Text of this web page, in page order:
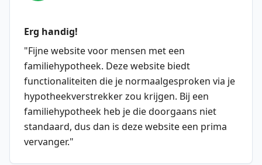
Erg handig!
"Fijne website voor mensen met een
familiehypotheek. Deze website biedt
functionaliteiten die je normaalgesproken via je
hypotheekverstrekker zou krijgen. Bij een
familiehypotheek heb je die doorgaans niet
standaard, dus dan is deze website een prima
vervanger."